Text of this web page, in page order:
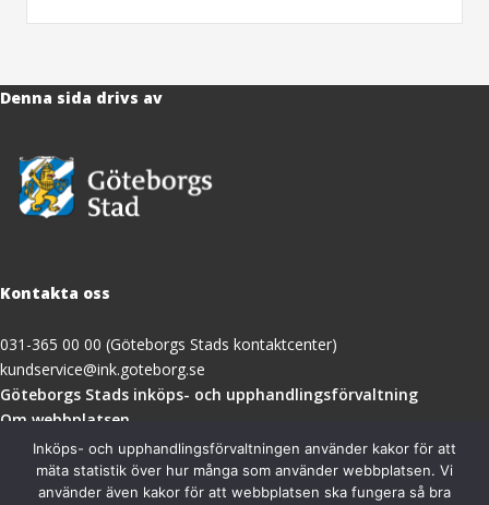
Denna sida drivs av
Kontakta oss
031-365 00 00 (Göteborgs Stads kontaktcenter)
kundservice@ink.goteborg.se
Göteborgs Stads inköps- och upphandlingsförvaltning(öppnas
nytt
fönster)
Om webbplatsen
Tillgänglighetsredogörelse
Besöksadress
Inköps- och upphandlingsförvaltningen använder kakor för att
mäta statistik över hur många som använder webbplatsen. Vi
använder även kakor för att webbplatsen ska fungera så bra